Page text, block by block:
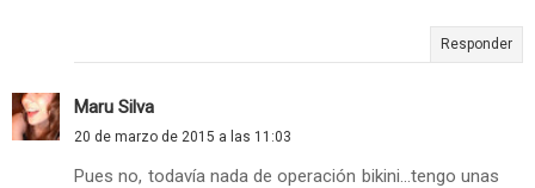
Responder
Maru Silva
20 de marzo de 2015 a las 11:03
Pues no, todavía nada de operación bikini...tengo unas